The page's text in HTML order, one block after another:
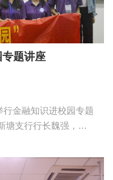
题讲座
行金融知识进校园专题
塘支行行长魏强，小
融学院党总支张雪梅
岸针对